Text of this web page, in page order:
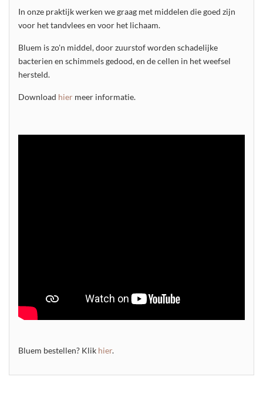
In onze praktijk werken we graag met middelen die goed zijn
voor het tandvlees en voor het lichaam.
Bluem is zo'n middel, door zuurstof worden schadelijke
bacterien en schimmels gedood, en de cellen in het weefsel
hersteld.
Download hier meer informatie.
Bluem bestellen? Klik hier.